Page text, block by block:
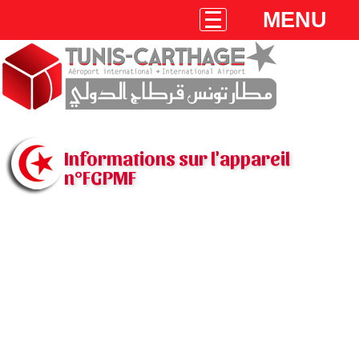
MENU
Informations sur l'appareil
n°FGPMF